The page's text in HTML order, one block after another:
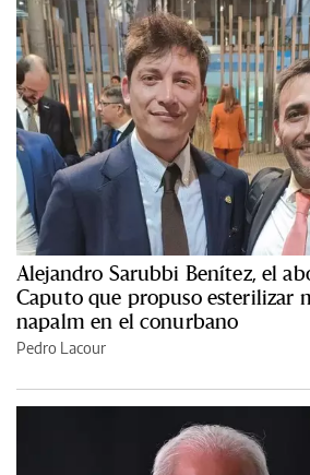
Alejandro Sarubbi Benítez, el
Caputo que propuso esterilizar
napalm en el conurbano
Pedro Lacour